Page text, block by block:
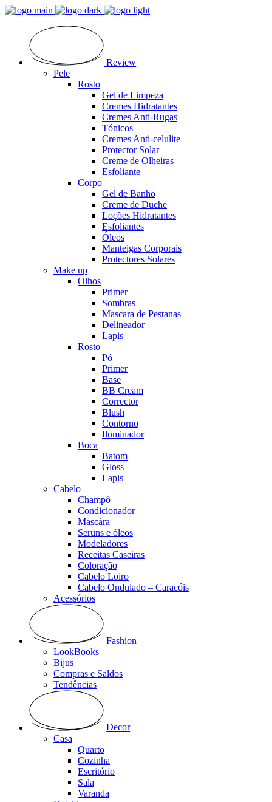
Review
Pele
Rosto
Gel de Limpeza
Cremes Hidratantes
Cremes Anti-Rugas
Tónicos
Cremes Anti-celulite
Protector Solar
Creme de Olheiras
Esfoliante
Corpo
Gel de Banho
Creme de Duche
Loções Hidratantes
Esfoliantes
Óleos
Manteigas Corporais
Protectores Solares
Make up
Olhos
Primer
Sombras
Mascara de Pestanas
Delineador
Lapis
Rosto
Pó
Primer
Base
BB Cream
Corrector
Blush
Contorno
Iluminador
Boca
Batom
Gloss
Lapis
Cabelo
Champô
Condicionador
Mascára
Seruns e óleos
Modeladores
Receitas Caseiras
Coloração
Cabelo Loiro
Cabelo Ondulado – Caracóis
Acessórios
Fashion
LookBooks
Bijus
Compras e Saldos
Tendências
Decor
Casa
Quarto
Cozinha
Escritório
Sala
Varanda